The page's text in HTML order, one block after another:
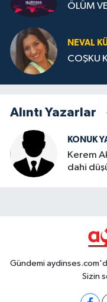
ÖLÜM
NEVAL
COŞKU
Alıntı Yazarlar
KONUK
Kerem
dahi
Gündemi
Sizin